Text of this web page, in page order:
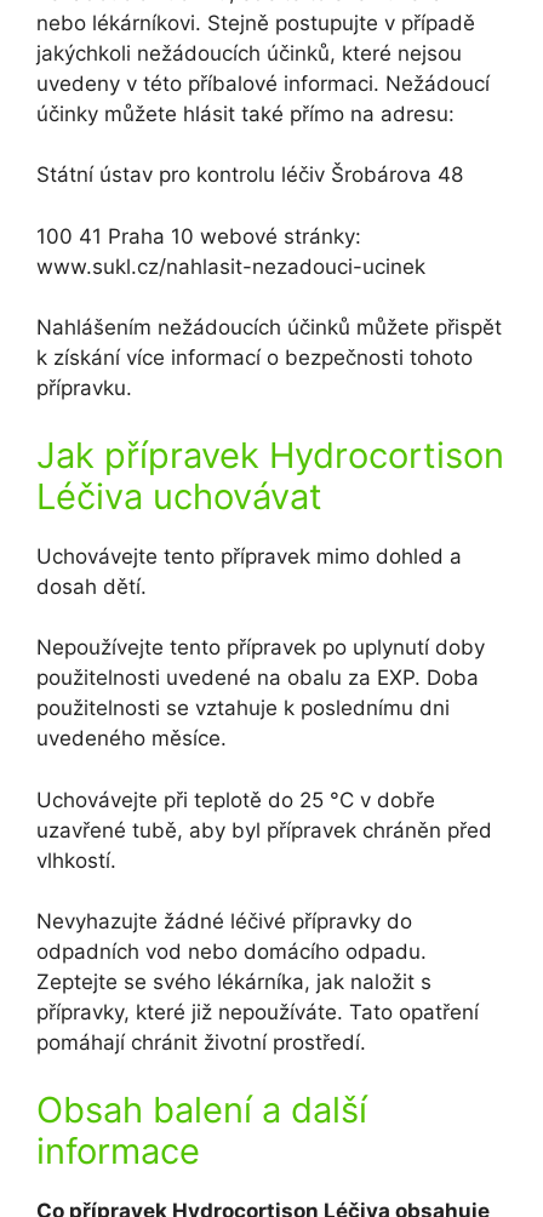
nebo lékárníkovi. Stejně postupujte v případě
jakýchkoli nežádoucích účinků, které nejsou
uvedeny v této příbalové informaci. Nežádoucí
účinky můžete hlásit také přímo na adresu:
Státní ústav pro kontrolu léčiv Šrobárova 48
100 41 Praha 10 webové stránky:
www.sukl.cz/nahlasit-nezadouci-ucinek
Nahlášením nežádoucích účinků můžete přispět
k získání více informací o bezpečnosti tohoto
přípravku.
Jak přípravek Hydrocortison
Léčiva uchovávat
Uchovávejte tento přípravek mimo dohled a
dosah dětí.
Nepoužívejte tento přípravek po uplynutí doby
použitelnosti uvedené na obalu za EXP. Doba
použitelnosti se vztahuje k poslednímu dni
uvedeného měsíce.
Uchovávejte při teplotě do 25 °C v dobře
uzavřené tubě, aby byl přípravek chráněn před
vlhkostí.
Nevyhazujte žádné léčivé přípravky do
odpadních vod nebo domácího odpadu.
Zeptejte se svého lékárníka, jak naložit s
přípravky, které již nepoužíváte. Tato opatření
pomáhají chránit životní prostředí.
Obsah balení a další
informace
Co přípravek Hydrocortison Léčiva obsahuje